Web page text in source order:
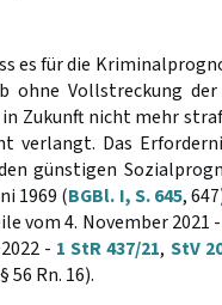
es für die
Vollstreckung der
Zukunft nicht mehr
verlangt. Das
günstigen
1969 (BGBl. I, S. 645,
vom 4. November 2021 -
- 1 StR 437/21, StV
Rn. 16).